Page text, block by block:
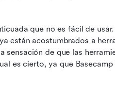
que no es fácil de
están acostumbrados a
sensación de que las
es cierto, ya que